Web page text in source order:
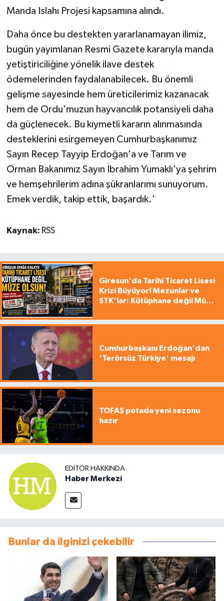
Manda Islahı Projesi kapsamına alındı.
Daha önce bu destekten yararlanamayan ilimiz,
bugün yayımlanan Resmi Gazete kararıyla manda
yetiştiriciliğine yönelik ilave destek
ödemelerinden faydalanabilecek. Bu önemli
gelişme sayesinde hem üreticilerimiz kazanacak
hem de Ordu'muzun hayvancılık potansiyeli daha
da güçlenecek. Bu kıymetli kararın alınmasında
desteklerini esirgemeyen Cumhurbaşkanımız
Sayın Recep Tayyip Erdoğan'a ve Tarım ve
Orman Bakanımız Sayın İbrahim Yumaklı'ya şehrim
ve hemşehrilerim adına şükranlarımı sunuyorum.
Emek verdik, takip ettik, başardık.'
Kaynak: RSS
Giresun'da Tarihi Ticaret Lisesi
Krizi Büyüyor! Mezunlar ve
STK'lar: Kütüphane değil Müze
Cumhurbaşkanı Erdoğan'dan
'Terörsüz Türkiye' mesajı
TOFAŞ potada yeni sezonu
hazır
EDITÖR HAKKINDA
Haber Merkezi
Bunlar da ilginizi çekebilir